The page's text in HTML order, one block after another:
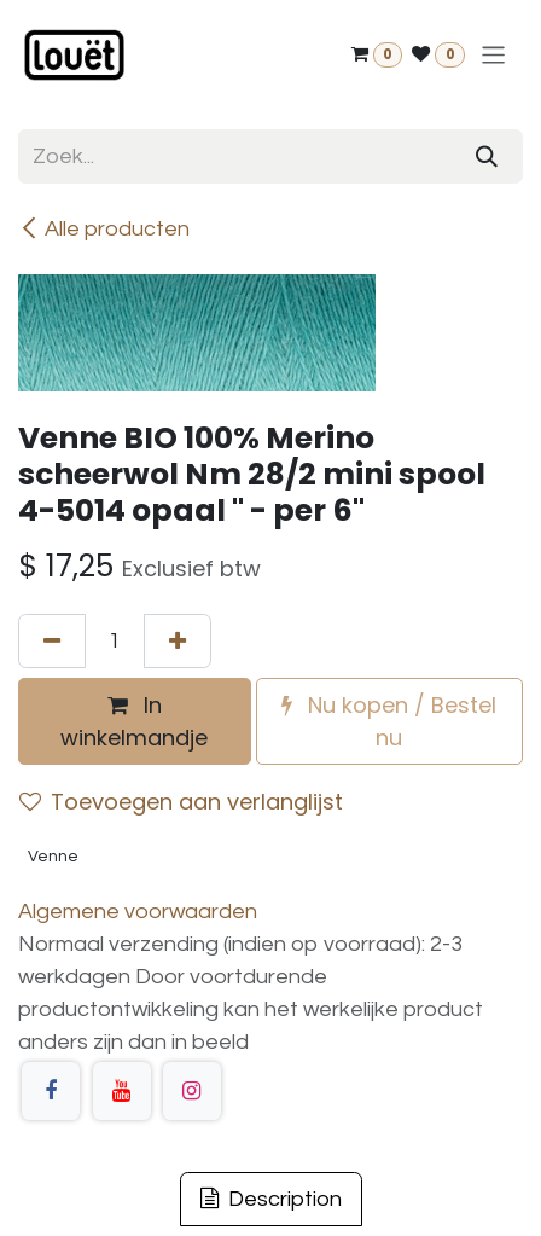
0 0
Alle producten
Venne BIO 100% Merino
scheerwol Nm 28/2 mini spool
4-5014 opaal " - per 6"
$ 17,25 Exclusief btw
In
winkelmandje
Nu kopen / Bestel
nu
Toevoegen aan verlanglijst
Venne
Algemene voorwaarden
Normaal verzending (indien op voorraad): 2-3
werkdagen Door voortdurende
productontwikkeling kan het werkelijke product
anders zijn dan in beeld
Description